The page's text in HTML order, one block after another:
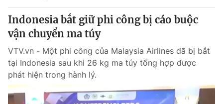
Chuyên mục
Chính trị
Xã hội
Pháp luật
Indonesia bắt giữ phi công bị cáo buộc
vận chuyển ma túy
VTV.vn - Một phi công của Malaysia Airlines đã bị bắt
tại Indonesia sau khi 26 kg ma túy tổng hợp được
phát hiện trong hành lý.